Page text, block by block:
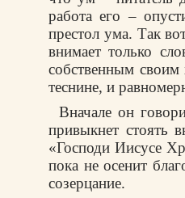
pабота его –
пpестол yма. Так
внимает только
собственным своим
теснине, и
Вначале он
пpивыкнет стоять
«Господи Иисyсе
пока не осенит
созеpцание.